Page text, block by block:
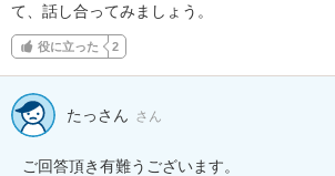
て、話し合ってみましょう。
役に立った 2
たっさん さん
ご回答頂き有難うございます。